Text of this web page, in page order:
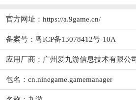
官方网址： https://a.9game.cn/
备案号：粤ICP备13078412号-10A
应用厂商： 广州爱九游信息技术有限公司
包名：cn.ninegame.gamemanager